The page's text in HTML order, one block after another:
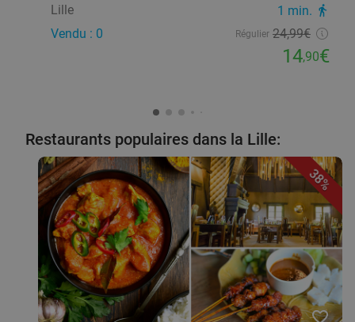
Lille
1 min. directions_walk
Vendu : 0 Régulier 24,99€
14,90€
Restaurants populaires dans la Lille:
38%
favorite_border